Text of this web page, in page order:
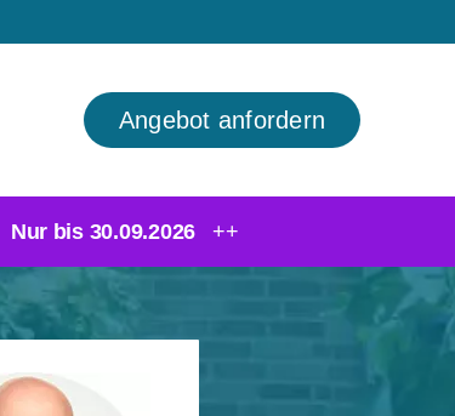
Angebot anfordern
Nur bis 30.09.2026++